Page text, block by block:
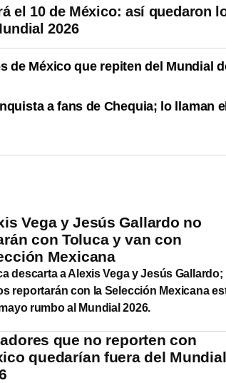
el 10 de México: así quedaron
2026
de México que repiten del Mundial
a fans de Chequia; lo llaman el
Vega y Jesús Gallardo no
con Toluca y van con
Mexicana
descarta a Alexis Vega y Jesús Gallardo;
reportarán con la Selección Mexicana
rumbo al Mundial 2026.
que no reporten con
quedarían fuera del Mundial